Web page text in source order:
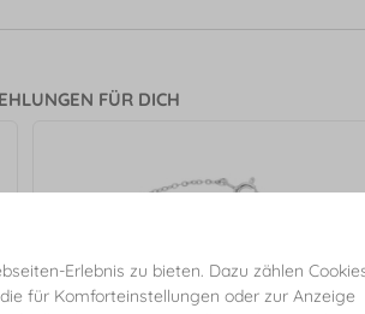
FÜR DICH
Erlebnis zu bieten. Dazu zählen
für Komforteinstellungen oder zur Anzeige